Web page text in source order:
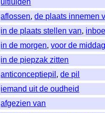
uitluiden
aflossen,de plaats innemen
in de plaats stellen van,
in de morgen,voor de
in de piepzak zitten
anticonceptiepil ,de pil
iemand uit de oudheid
afgezien van